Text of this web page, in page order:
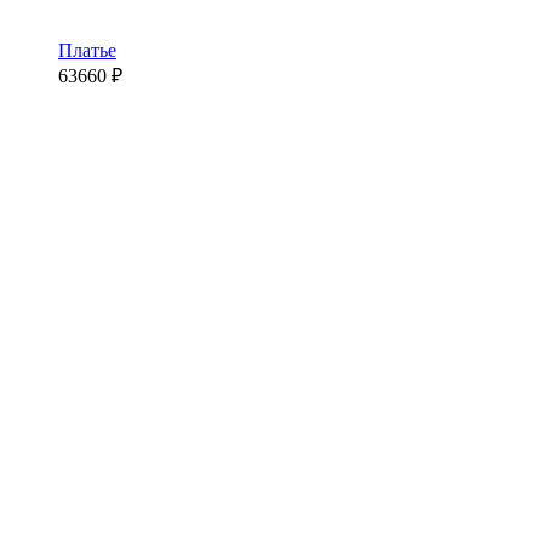
Платье
63660 ₽